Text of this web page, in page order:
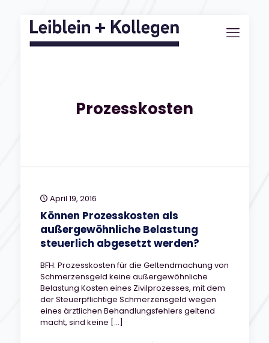
Prozesskosten
April 19, 2016
Können Prozesskosten als
außergewöhnliche Belastung
steuerlich abgesetzt werden?
BFH: Prozesskosten für die Geltendmachung von
Schmerzensgeld keine außergewöhnliche
Belastung Kosten eines Zivilprozesses, mit dem
der Steuerpflichtige Schmerzensgeld wegen
eines ärztlichen Behandlungsfehlers geltend
macht, sind keine […]